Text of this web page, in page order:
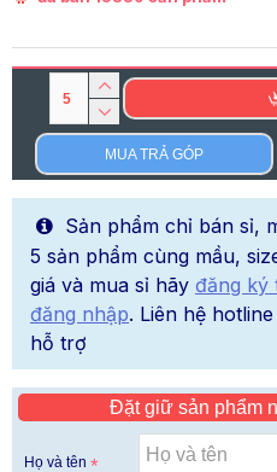
MUA TRẢ GÓP
Sản phẩm chỉ bán sỉ,
5 sản phẩm cùng mầu,
giá và mua sỉ hãy đăng ký
đăng nhập. Liên hệ hotline
hỗ trợ
Đặt giữ sản phẩm
Họ và tên